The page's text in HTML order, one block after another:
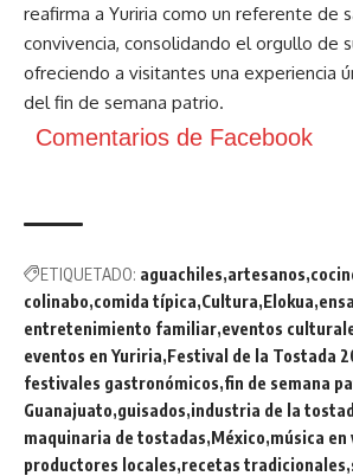
reafirma a Yuriria como un referente de
convivencia, consolidando el orgullo de
ofreciendo a visitantes una experiencia
del fin de semana patrio.
Comentarios de Facebook
ETIQUETADO: aguachiles artesanos
colinabo comida típica Cultura Elokua
entretenimiento familiar eventos
eventos en Yuriria Festival de la Tostada
festivales gastronómicos fin de semana
Guanajuato guisados industria de la
maquinaria de tostadas México música en
productores locales recetas tradicionales